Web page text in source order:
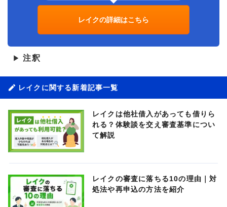
レイクの詳細はこちら
▶ 注釈
レイクに関する新着記事一覧
レイクは他社借入があっても借りら
れる？体験談を交え審査基準につい
て解説
レイクの審査に落ちる10の理由｜対
処法や再申込の方法を紹介